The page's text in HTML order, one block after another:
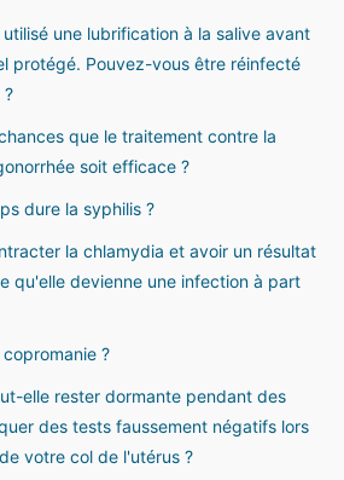
une lubrification à la salive avant
protégé. Pouvez-vous être réinfecté
?
que le traitement contre la
soit efficace ?
dure la syphilis ?
la chlamydia et avoir un résultat
qu'elle devienne une infection à part
copromanie ?
elle rester dormante pendant des
des tests faussement négatifs lors
votre col de l'utérus ?